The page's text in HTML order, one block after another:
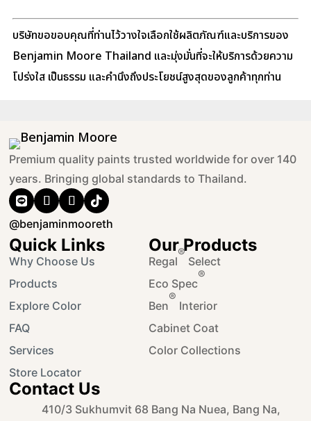
บริษัทขอขอบคุณที่ท่านไว้วางใจเลือกใช้ผลิตภัณฑ์และบริการของ
Benjamin Moore Thailand และมุ่งมั่นที่จะให้บริการด้วยความ
โปร่งใส เป็นธรรม และคำนึงถึงประโยชน์สูงสุดของลูกค้าทุกท่าน
Premium quality paints trusted worldwide for over 140
years. Bringing global standards to Thailand.
@benjaminmooreth
Quick Links
Why Choose Us
Products
Explore Color
FAQ
Services
Store Locator
Our Products
Regal
®
Select
Eco Spec
®
Ben
®
Interior
Cabinet Coat
Color Collections
Contact Us
410/3 Sukhumvit 68 Bang Na Nuea, Bang Na,